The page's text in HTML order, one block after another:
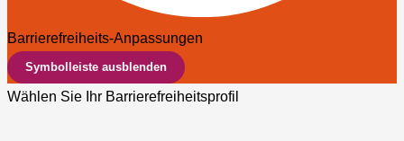
Barrierefreiheits-Anpassungen
Symbolleiste ausblenden
Wählen Sie Ihr Barrierefreiheitsprofil